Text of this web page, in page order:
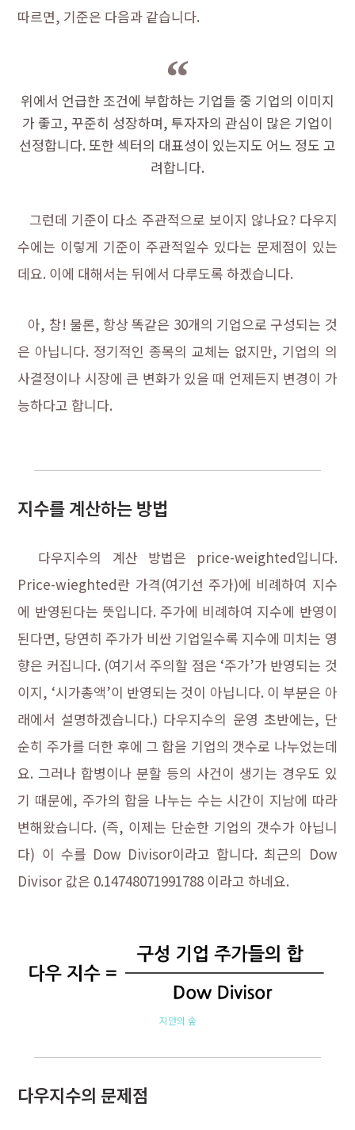
따르면, 기준은 다음과 같습니다.
위에서 언급한 조건에 부합하는 기업들 중 기업의 이미지
가 좋고, 꾸준히 성장하며, 투자자의 관심이 많은 기업이
선정합니다. 또한 섹터의 대표성이 있는지도 어느 정도 고
려합니다.
그런데 기준이 다소 주관적으로 보이지 않나요? 다우지
수에는 이렇게 기준이 주관적일수 있다는 문제점이 있는
데요. 이에 대해서는 뒤에서 다루도록 하겠습니다.
아, 참! 물론, 항상 똑같은 30개의 기업으로 구성되는 것
은 아닙니다. 정기적인 종목의 교체는 없지만, 기업의 의
사결정이나 시장에 큰 변화가 있을 때 언제든지 변경이 가
능하다고 합니다.
지수를 계산하는 방법
다우지수의 계산 방법은 price-weighted입니다.
Price-wieghted란 가격(여기선 주가)에 비례하여 지수
에 반영된다는 뜻입니다. 주가에 비례하여 지수에 반영이
된다면, 당연히 주가가 비싼 기업일수록 지수에 미치는 영
향은 커집니다. (여기서 주의할 점은 ‘주가’가 반영되는 것
이지, ‘시가총액’이 반영되는 것이 아닙니다. 이 부분은 아
래에서 설명하겠습니다.) 다우지수의 운영 초반에는, 단
순히 주가를 더한 후에 그 합을 기업의 갯수로 나누었는데
요. 그러나 합병이나 분할 등의 사건이 생기는 경우도 있
기 때문에, 주가의 합을 나누는 수는 시간이 지남에 따라
변해왔습니다. (즉, 이제는 단순한 기업의 갯수가 아닙니
다) 이 수를 Dow Divisor이라고 합니다. 최근의 Dow
Divisor 값은 0.14748071991788 이라고 하네요.
지안의 숲
다우지수의 문제점